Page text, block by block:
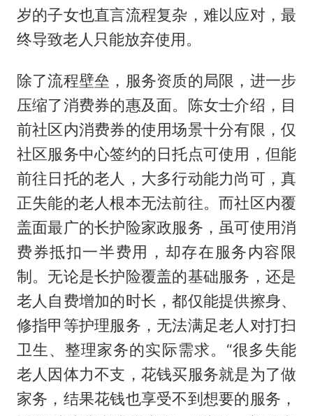
岁的子女也直言流程复杂，难以应对，最
终导致老人只能放弃使用。
除了流程壁垒，服务资质的局限，进一步
压缩了消费券的惠及面。陈女士介绍，目
前社区内消费券的使用场景十分有限，仅
社区服务中心签约的日托点可使用，但能
前往日托的老人，大多行动能力尚可，真
正失能的老人根本无法前往。而社区内覆
盖面最广的长护险家政服务，虽可使用消
费券抵扣一半费用，却存在服务内容限
制。无论是长护险覆盖的基础服务，还是
老人自费增加的时长，都仅能提供擦身、
修指甲等护理服务，无法满足老人对打扫
卫生、整理家务的实际需求。“很多失能
老人因体力不支，花钱买服务就是为了做
家务，结果花钱也享受不到想要的服务，